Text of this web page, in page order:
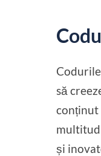
să
conținut
și